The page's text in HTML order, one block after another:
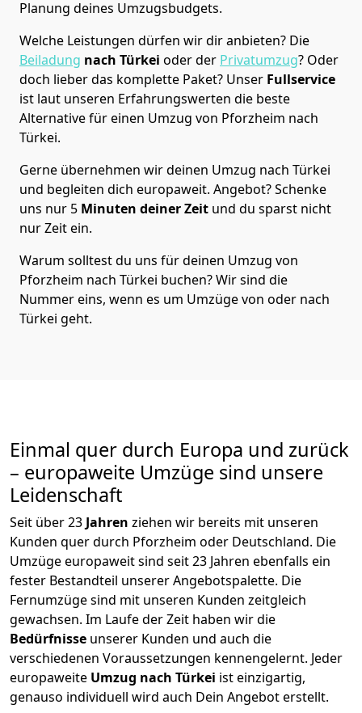
Planung deines Umzugsbudgets.
Welche Leistungen dürfen wir dir anbieten? Die
Beiladung nach Türkei oder der Privatumzug? Oder
doch lieber das komplette Paket? Unser Fullservice
ist laut unseren Erfahrungswerten die beste
Alternative für einen Umzug von Pforzheim nach
Türkei.
Gerne übernehmen wir deinen Umzug nach Türkei
und begleiten dich europaweit. Angebot? Schenke
uns nur 5 Minuten deiner Zeit und du sparst nicht
nur Zeit ein.
Warum solltest du uns für deinen Umzug von
Pforzheim nach Türkei buchen? Wir sind die
Nummer eins, wenn es um Umzüge von oder nach
Türkei geht.
Einmal quer durch Europa und zurück
– europaweite Umzüge sind unsere
Leidenschaft
Seit über23 Jahren ziehen wir bereits mit unseren
Kunden quer durch Pforzheim oder Deutschland. Die
Umzüge europaweit sind seit23 Jahren ebenfalls ein
fester Bestandteil unserer Angebotspalette. Die
Fernumzüge sind mit unseren Kunden zeitgleich
gewachsen. Im Laufe der Zeit haben wir die
Bedürfnisse unserer Kunden und auch die
verschiedenen Voraussetzungen kennengelernt. Jeder
europaweite Umzug nach Türkei ist einzigartig,
genauso individuell wird auch Dein Angebot erstellt.